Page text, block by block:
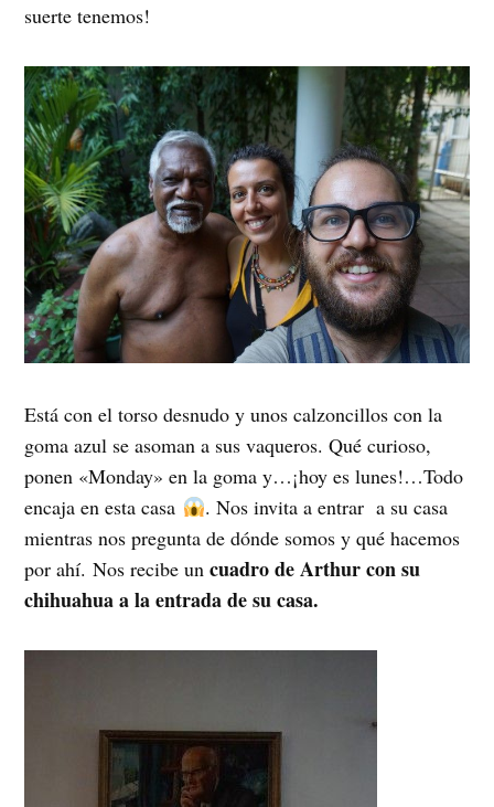
suerte tenemos!
Está con el torso desnudo y unos calzoncillos con la
goma azul se asoman a sus vaqueros. Qué curioso,
ponen «Monday» en la goma y…¡hoy es lunes!…Todo
encaja en esta casa
. Nos invita a entrar a su casa
mientras nos pregunta de dónde somos y qué hacemos
por ahí. Nos recibe uncuadro de Arthur con su
chihuahua a la entrada de su casa.